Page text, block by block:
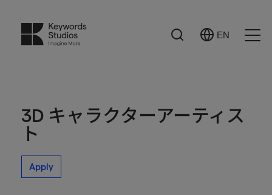
Search
Select
EN
3D キャラクターアーティス
ト
Apply